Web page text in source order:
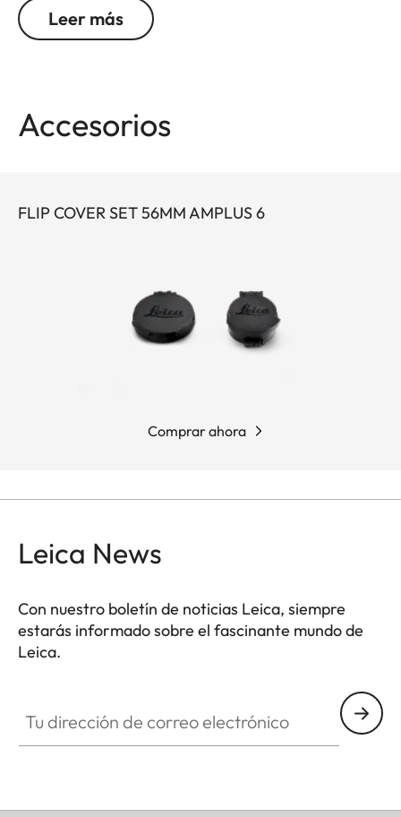
6x, una gran pupila de salida y un amplio campo
de visión. Su diseño robusto hace que el Leica
calidad de los elementos funcionales garantiza un
Leer más
Accesorios
FLIP COVER SET 56MM AMPLUS 6
Comprar ahora
Leica News
Con nuestro boletín de noticias Leica, siempre
estarás informado sobre el fascinante mundo de
Leica.